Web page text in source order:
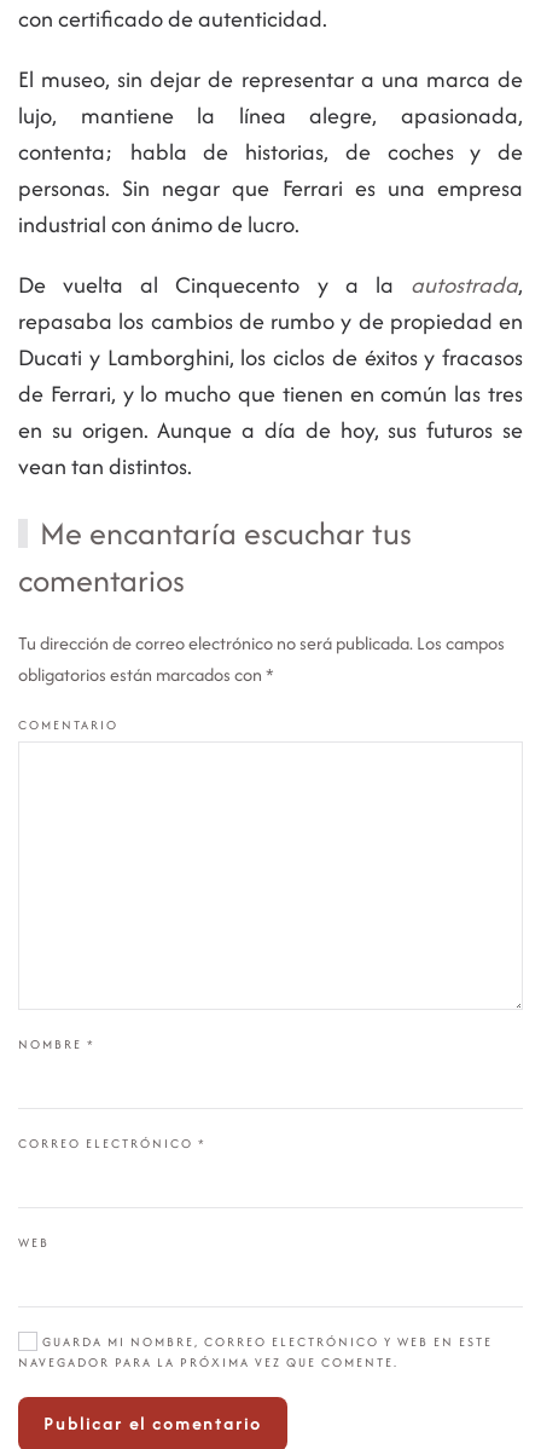
con certificado de autenticidad.
El museo, sin dejar de representar a una marca de
lujo, mantiene la línea alegre, apasionada,
contenta; habla de historias, de coches y de
personas. Sin negar que Ferrari es una empresa
industrial con ánimo de lucro.
De vuelta al Cinquecento y a la autostrada,
repasaba los cambios de rumbo y de propiedad en
Ducati y Lamborghini, los ciclos de éxitos y fracasos
de Ferrari, y lo mucho que tienen en común las tres
en su origen. Aunque a día de hoy, sus futuros se
vean tan distintos.
Me encantaría escuchar tus
comentarios
Tu dirección de correo electrónico no será publicada. Los campos
obligatorios están marcados con*
COMENTARIO
NOMBRE *
CORREO ELECTRÓNICO *
WEB
GUARDA MI NOMBRE, CORREO ELECTRÓNICO Y WEB EN ESTE
NAVEGADOR PARA LA PRÓXIMA VEZ QUE COMENTE.
Publicar el comentario